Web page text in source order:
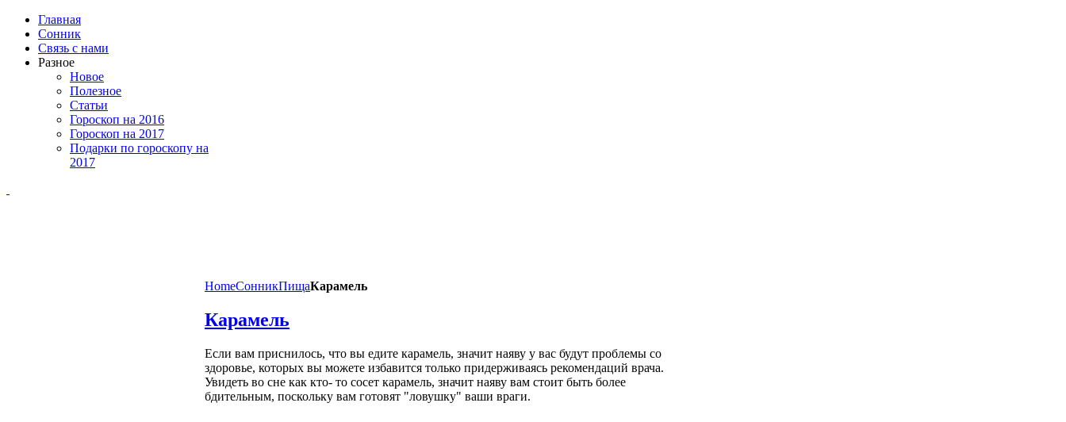
Главная
Сонник
Связь с нами
Разное
Новое
Полезное
Статьи
Гороскоп на 2016
Гороскоп на 2017
Подарки по гороскопу на
2017
HomeСонникПищаКарамель
Карамель
Если вам приснилось, что вы едите карамель, значит наяву у вас будут проблемы со
здоровье, которых вы можете избавится только придерживаясь рекомендаций врача.
Увидеть во сне как кто- то сосет карамель, значит наяву вам стоит быть более
бдительным, поскольку вам готовят "ловушку" ваши враги.